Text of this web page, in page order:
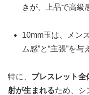
きが、上品で高級
10mm玉は、メン
ム感”と“主張”を
特に、 ブレスレット全
射が生まれるため、シ